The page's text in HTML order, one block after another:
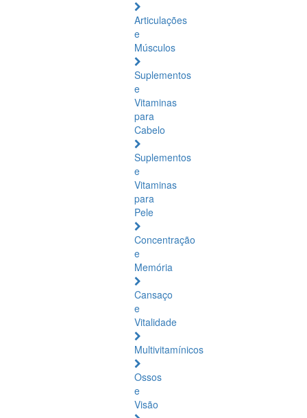
Articulações
e
Músculos
Suplementos
e
Vitaminas
para
Cabelo
Suplementos
e
Vitaminas
para
Pele
Concentração
e
Memória
Cansaço
e
Vitalidade
Multivitamínicos
Ossos
e
Visão